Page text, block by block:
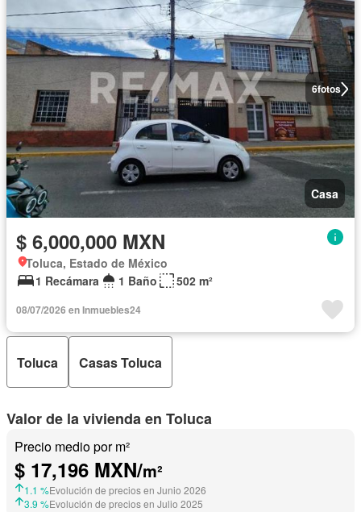
6fotos
Casa
$ 6,000,000 MXN
Toluca, Estado de México
1 Recámara
1 Baño 502 m²
08/07/2026 en Inmuebles24
Toluca Casas Toluca
Valor de la vivienda en Toluca
Precio medio por m²
$ 17,196 MXN/m²
1.1 %Evolución de precios en Junio 2026
3.9 %Evolución de precios en Julio 2025